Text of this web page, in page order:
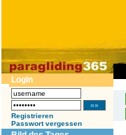
Login
Registrieren
Passwort vergessen